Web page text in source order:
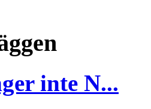
inte N...